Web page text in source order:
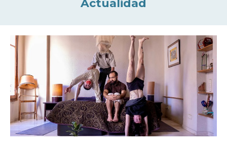
Actualidad